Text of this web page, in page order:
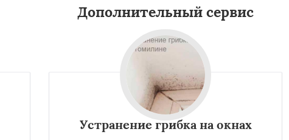
Дополнительный сервис
Устранение грибка на окнах